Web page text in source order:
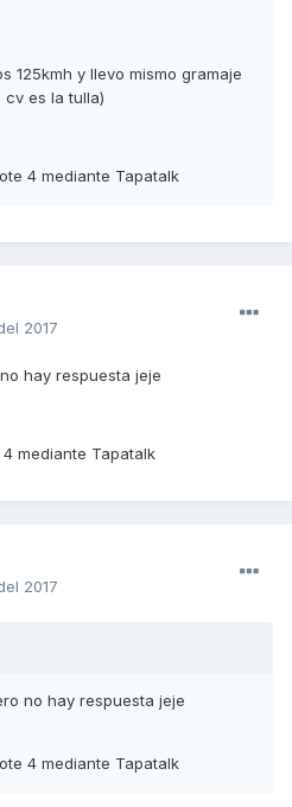
125kmh y llevo mismo gramaje
cv es la tulla)
4 mediante Tapatalk
2017
hay respuesta jeje
mediante Tapatalk
2017
no hay respuesta jeje
4 mediante Tapatalk